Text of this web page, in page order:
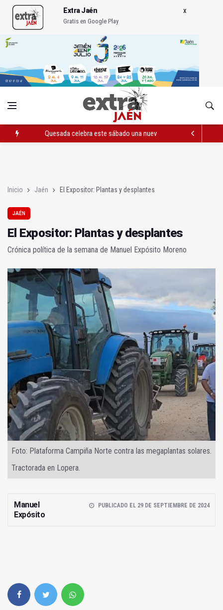
Extra Jaén
Gratis en Google Play
Quesada celebra este sábado una nueva jornada de Orgullo
Inicio Jaén El Expositor: Plantas y desplantes
JAÉN
El Expositor: Plantas y desplantes
Crónica política de la semana de Manuel Expósito Moreno
Foto: Plataforma Campiña Norte contra las megaplantas solares.
Tractorada en Lopera.
Manuel
Expósito
PUBLICADO EL 29 DE SEPTIEMBRE DE 2024